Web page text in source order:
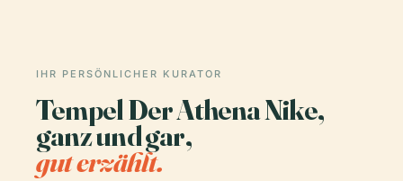
IHR PERSÖNLICHER KURATOR
Tempel Der Athena Nike,
ganz und gar,
gut erzählt.